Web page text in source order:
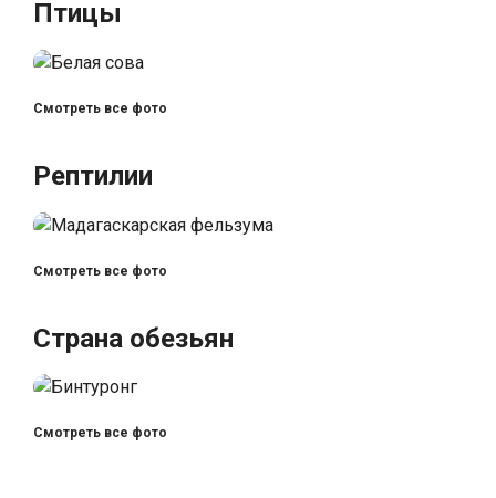
Птицы
Смотреть все фото
Рептилии
Смотреть все фото
Страна обезьян
Смотреть все фото